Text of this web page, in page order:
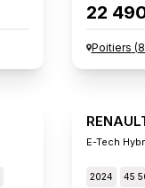
22
Poitiers (
E-Tech
2024 45